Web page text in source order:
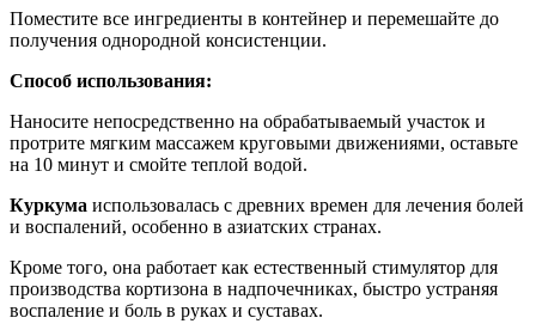
Поместите все ингредиенты в контейнер и перемешайте до
получения однородной консистенции.
Способ использования:
Наносите непосредственно на обрабатываемый участок и
протрите мягким массажем круговыми движениями, оставьте
на 10 минут и смойте теплой водой.
Куркума использовалась с древних времен для лечения болей
и воспалений, особенно в азиатских странах.
Кроме того, она работает как естественный стимулятор для
производства кортизона в надпочечниках, быстро устраняя
воспаление и боль в руках и суставах.